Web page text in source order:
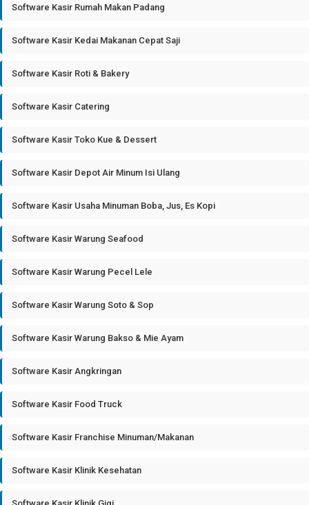
Software Kasir Rumah Makan Padang
Software Kasir Kedai Makanan Cepat Saji
Software Kasir Roti & Bakery
Software Kasir Catering
Software Kasir Toko Kue & Dessert
Software Kasir Depot Air Minum Isi Ulang
Software Kasir Usaha Minuman Boba, Jus, Es Kopi
Software Kasir Warung Seafood
Software Kasir Warung Pecel Lele
Software Kasir Warung Soto & Sop
Software Kasir Warung Bakso & Mie Ayam
Software Kasir Angkringan
Software Kasir Food Truck
Software Kasir Franchise Minuman/Makanan
Software Kasir Klinik Kesehatan